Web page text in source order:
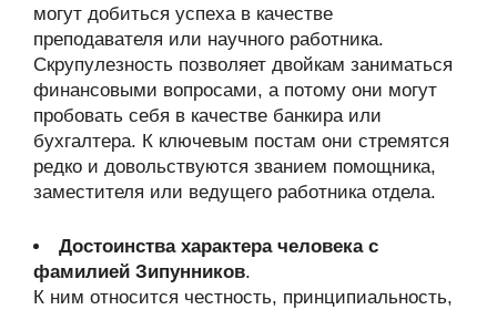
могут добиться успеха в качестве
преподавателя или научного работника.
Скрупулезность позволяет двойкам заниматься
финансовыми вопросами, а потому они могут
пробовать себя в качестве банкира или
бухгалтера. К ключевым постам они стремятся
редко и довольствуются званием помощника,
заместителя или ведущего работника отдела.
Достоинства характера человека с
фамилией Зипунников.
К ним относится честность, принципиальность,